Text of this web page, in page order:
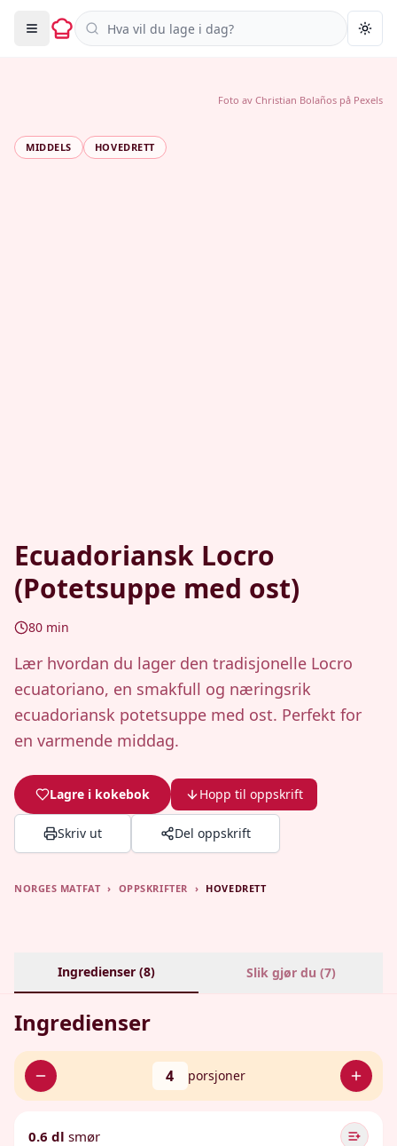
Søk i oppskrifter
MIDDELS HOVEDRETT
Ecuadoriansk Locro
(Potetsuppe med ost)
80 min
Lær hvordan du lager den tradisjonelle Locro
ecuatoriano, en smakfull og næringsrik
ecuadoriansk potetsuppe med ost. Perfekt for
en varmende middag.
Lagre i kokebok Hopp til oppskrift
Skriv ut Del oppskrift
Foto av Christian Bolaños på Pexels
NORGES MATFAT › OPPSKRIFTER › HOVEDRETT
Ingredienser (8) Slik gjør du (7)
Ingredienser
4 porsjoner
0.6 dl smør